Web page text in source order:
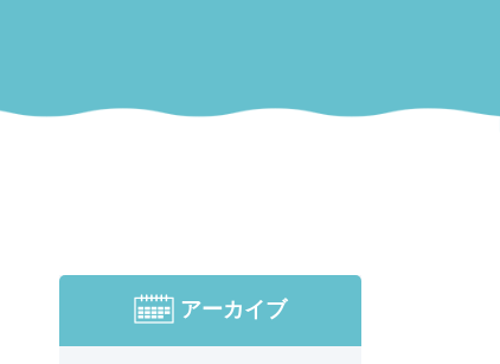
アーカイブ